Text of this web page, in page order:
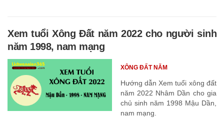
Xem tuổi Xông Đất năm 2022 cho người sinh
năm 1998, nam mạng
Hướng dẫn Xem tuổi xông đất
năm 2022 Nhâm Dần cho gia
chủ sinh năm 1998 Mậu Dần,
nam mạng.
XÔNG ĐẤT NĂM